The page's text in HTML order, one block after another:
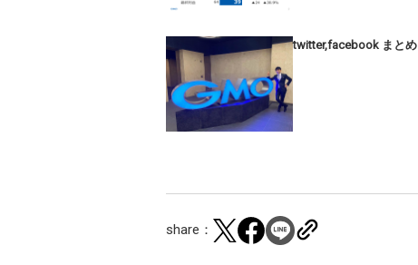
twitter,facebook まとめ
share：